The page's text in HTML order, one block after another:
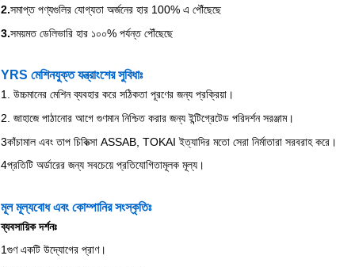
2.সমাপ্ত পণ্যগুলির যোগ্যতা অর্জনের হার 100% এ পৌঁছেছে
3.সময়মত ডেলিভারি হার ১০০% পর্যন্ত পৌঁছেছে
YRS মেশিনযুক্ত যন্ত্রাংশের সুবিধাঃ
1. উচ্চমানের মেশিন ব্যবহার করে সঠিকতা পূরণের জন্য প্রক্রিয়া।
2. জাহাজে পাঠানোর আগে গুণমান নিশ্চিত করার জন্য ইন্টিগ্রেটেড পরিদর্শন সরঞ্জাম।
3কাঁচামাল এবং তাপ চিকিত্সা ASSAB, TOKAI ইত্যাদির মতো সেরা নির্মাতারা সরবরাহ করে।
4প্রতিটি অর্ডারের জন্য সবচেয়ে প্রতিযোগিতামূলক মূল্য।
মূল মূল্যবোধ এবং কোম্পানির সংস্কৃতিঃ
ব্যবসায়িক দর্শনঃ
1গুণ একটি উদ্যোগের প্রাণ।